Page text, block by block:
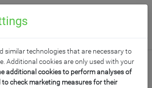
similar technologies that are necessary to
Additional cookies are only used with your
additional cookies to perform analyses of
check marketing measures for their